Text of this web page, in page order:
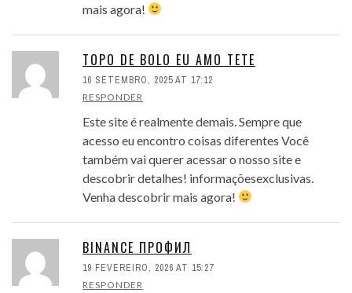
mais agora!
TOPO DE BOLO EU AMO TETE
16 SETEMBRO, 2025 AT 17:12
RESPONDER
Este site é realmente demais. Sempre que
acesso eu encontro coisas diferentes Você
também vai querer acessar o nosso site e
descobrir detalhes! informaçõesexclusivas.
Venha descobrir mais agora!
BINANCE ПРОФИЛ
19 FEVEREIRO, 2026 AT 15:27
RESPONDER